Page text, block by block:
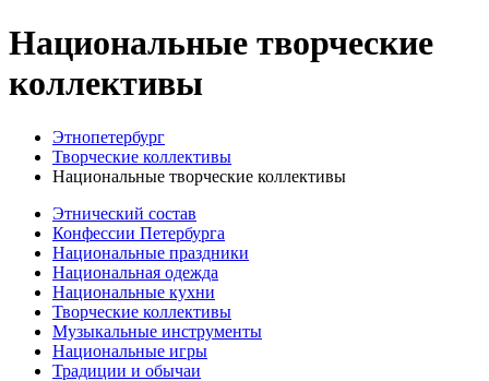
Национальные творческие
коллективы
Этнопетербург
Творческие коллективы
Национальные творческие коллективы
Этнический состав
Конфессии Петербурга
Национальные праздники
Национальная одежда
Национальные кухни
Творческие коллективы
Музыкальные инструменты
Национальные игры
Традиции и обычаи